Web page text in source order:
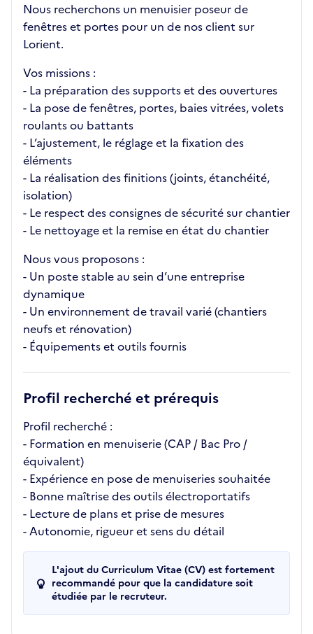
Nous recherchons un menuisier poseur de
fenêtres et portes pour un de nos client sur
Lorient.
Vos missions :
- La préparation des supports et des ouvertures
- La pose de fenêtres, portes, baies vitrées, volets
roulants ou battants
- L’ajustement, le réglage et la fixation des
éléments
- La réalisation des finitions (joints, étanchéité,
isolation)
- Le respect des consignes de sécurité sur chantier
- Le nettoyage et la remise en état du chantier
Nous vous proposons :
- Un poste stable au sein d’une entreprise
dynamique
- Un environnement de travail varié (chantiers
neufs et rénovation)
- Équipements et outils fournis
Profil recherché et prérequis
Profil recherché :
- Formation en menuiserie (CAP / Bac Pro /
équivalent)
- Expérience en pose de menuiseries souhaitée
- Bonne maîtrise des outils électroportatifs
- Lecture de plans et prise de mesures
- Autonomie, rigueur et sens du détail
L'ajout du Curriculum Vitae (CV) est fortement
recommandé pour que la candidature soit
étudiée par le recruteur.